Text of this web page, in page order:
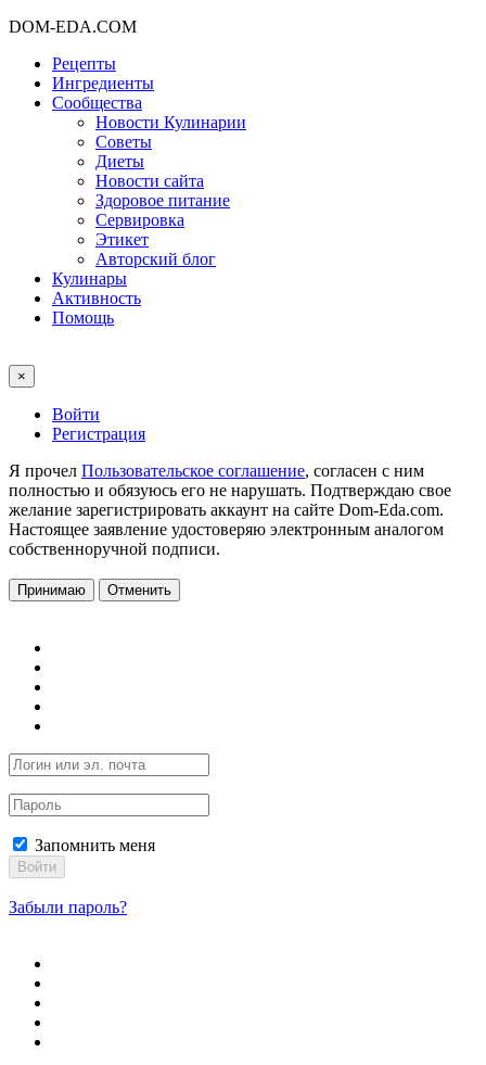
DOM-EDA.COM
Рецепты
Ингредиенты
Сообщества
Новости Кулинарии
Советы
Диеты
Новости сайта
Здоровое питание
Сервировка
Этикет
Авторский блог
Кулинары
Активность
Помощь
×
Войти
Регистрация
Я прочел Пользовательское соглашение, согласен с ним
полностью и обязуюсь его не нарушать. Подтверждаю свое
желание зарегистрировать аккаунт на сайте Dom-Eda.com.
Настоящее заявление удостоверяю электронным аналогом
собственноручной подписи.
Принимаю Отменить
Запомнить меня
Войти
Забыли пароль?